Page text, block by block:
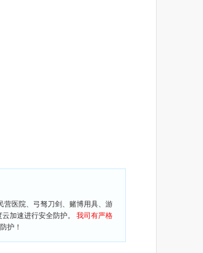
营医院、弓驽刀剑、赌博用具、游
加速进行安全防护。 我司有严格
护！